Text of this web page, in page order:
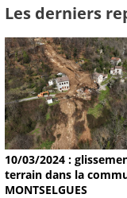
Les derniers
10/03/2024 :
terrain dans la
MONTSELGUES